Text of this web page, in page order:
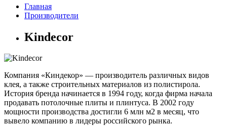
Главная
Производители
Kindecor
Компания «Киндекор» — производитель различных видов
клея, а также строительных материалов из полистирола.
История бренда начинается в 1994 году, когда фирма начала
продавать потолочные плиты и плинтуса. В 2002 году
мощности производства достигли 6 млн м2 в месяц, что
вывело компанию в лидеры российского рынка.